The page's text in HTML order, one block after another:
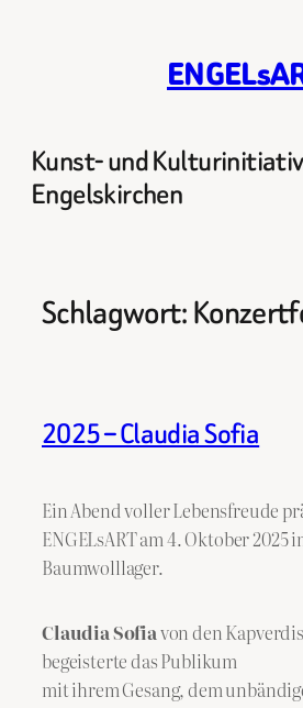
Kunst- und
Engelskirchen
Schlagwort:
2025 – Claudia Sofia
Ein Abend voller Lebensfreude
ENGELsART am 4. Oktober 2025
Baumwolllager.
Claudia Sofiavon den
begeisterte das Publikum
mit ihrem Gesang, dem